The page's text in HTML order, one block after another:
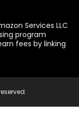
Services LLC
program
fees by linking